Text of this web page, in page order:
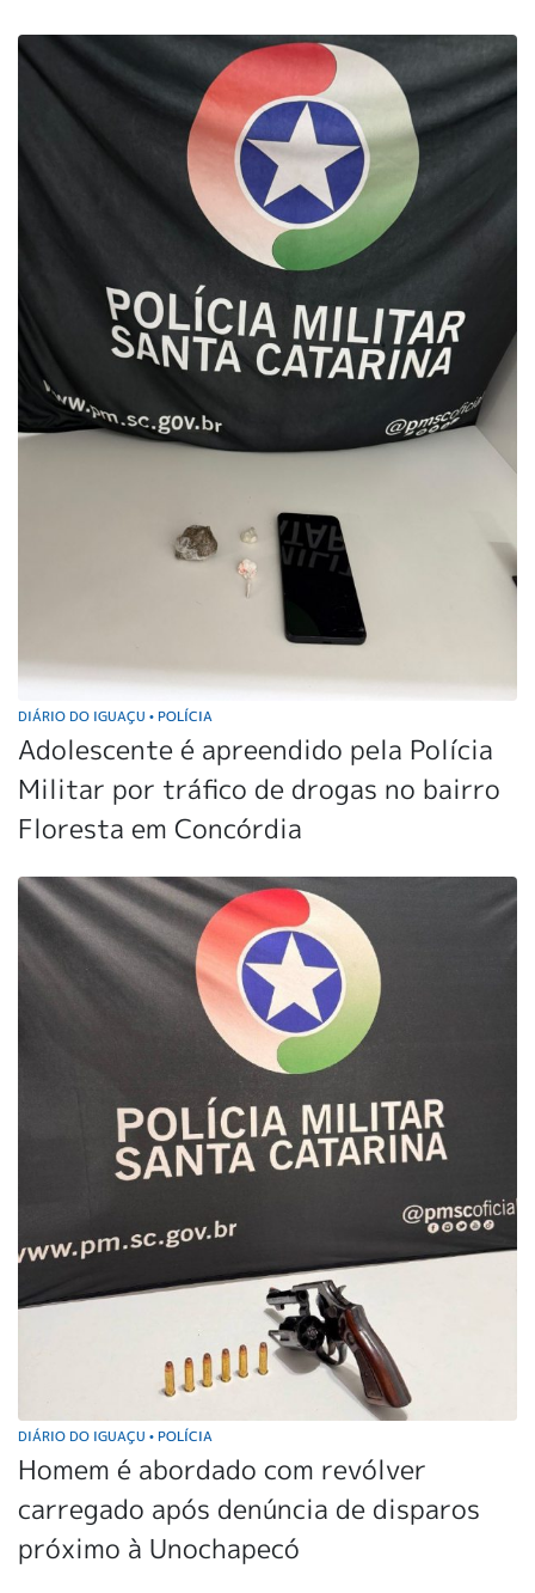
DIÁRIO DO IGUAÇU • POLÍCIA
Adolescente é apreendido pela Polícia
Militar por tráfico de drogas no bairro
Floresta em Concórdia
DIÁRIO DO IGUAÇU • POLÍCIA
Homem é abordado com revólver
carregado após denúncia de disparos
próximo à Unochapecó